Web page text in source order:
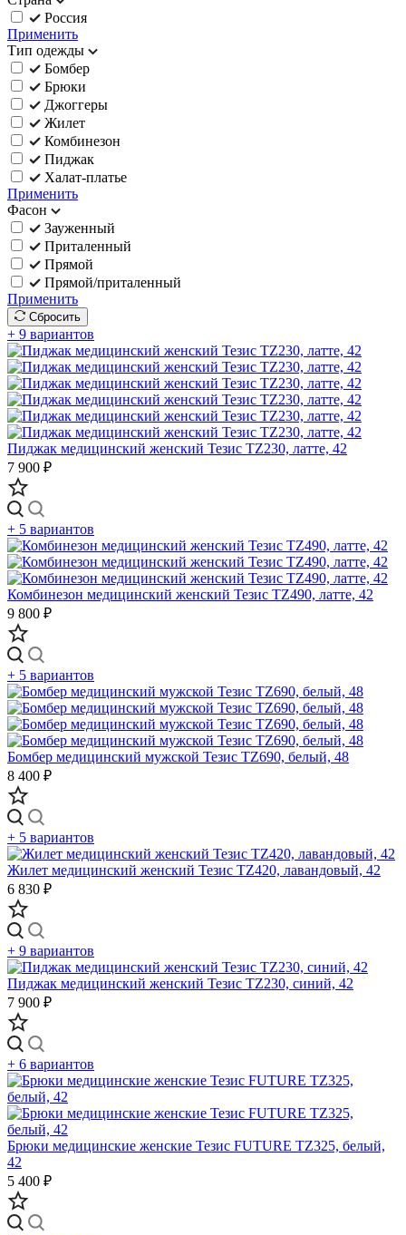
Россия
Применить
Тип одежды
Бомбер
Брюки
Джоггеры
Жилет
Комбинезон
Пиджак
Халат-платье
Применить
Фасон
Зауженный
Приталенный
Прямой
Прямой/приталенный
Применить
Сбросить
+ 9 вариантов
Пиджак медицинский женский Тезис TZ230, латте, 42
7 900 ₽
+ 5 вариантов
Комбинезон медицинский женский Тезис TZ490, латте, 42
9 800 ₽
+ 5 вариантов
Бомбер медицинский мужской Тезис TZ690, белый, 48
8 400 ₽
+ 5 вариантов
Жилет медицинский женский Тезис TZ420, лавандовый, 42
6 830 ₽
+ 9 вариантов
Пиджак медицинский женский Тезис TZ230, синий, 42
7 900 ₽
+ 6 вариантов
Брюки медицинские женские Тезис FUTURE TZ325, белый,
42
5 400 ₽